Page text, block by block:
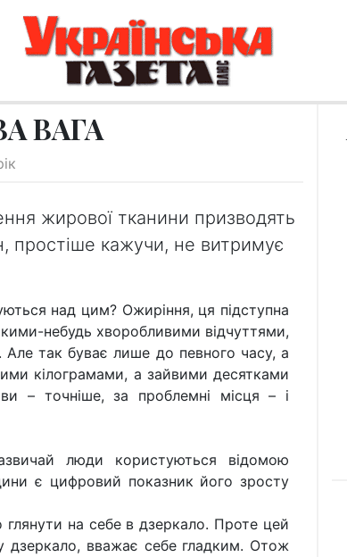
ВАГА
жирової тканини призводять
простіше кажучи, не витримує
над цим? Ожиріння, ця підступна
небудь хворобливими відчуттями,
Але так буває лише до певного часу, а
кілограмами, а зайвими десятками
– точніше, за проблемні місця – і
люди користуються відомою
є цифровий показник його зросту
на себе в дзеркало. Проте цей
дзеркало, вважає себе гладким. Отож